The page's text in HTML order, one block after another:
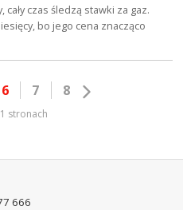
czas śledzą stawki za gaz.
bo jego cena znacząco
6 7 8
stronach
666